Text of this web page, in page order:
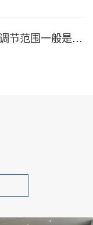
跑步机的速度调节范围一般是多少？